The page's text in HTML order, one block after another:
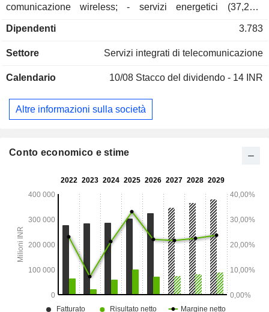
comunicazione wireless; - servizi energetici (37,2%):
efficienza energetica per le infrastrutture di
Dipendenti 3.783
Settore Servizi integrati di telecomunicazione
Calendario 10/08 Stacco del dividendo - 14 INR
Altre informazioni sulla società
Conto economico e stime